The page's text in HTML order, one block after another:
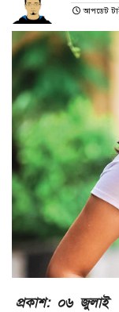
আপডেট
প্রকাশ: ০৬ জুলাই